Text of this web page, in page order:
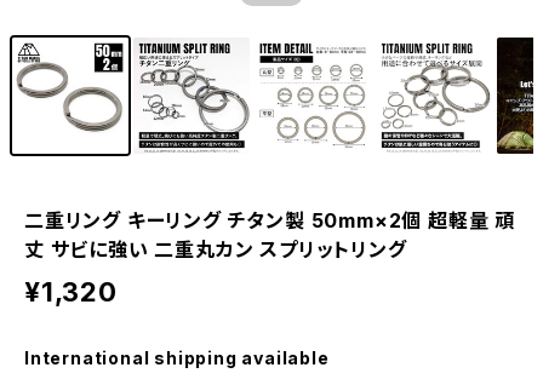
二重リング キーリング チタン製 50mm×2個 超軽量 頑
丈 サビに強い 二重丸カン スプリットリング
¥1,320
International shipping available